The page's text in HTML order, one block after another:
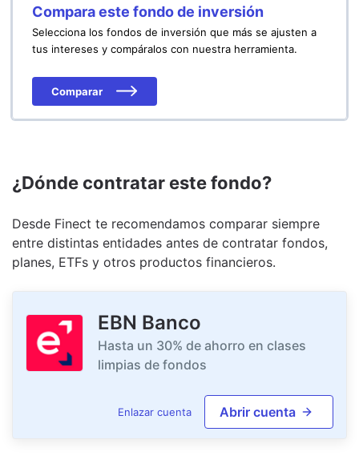
Compara este fondo de inversión
Selecciona los fondos de inversión que más se ajusten a
tus intereses y compáralos con nuestra herramienta.
Comparar
¿Dónde contratar este fondo?
Desde Finect te recomendamos comparar siempre
entre distintas entidades antes de contratar fondos,
planes, ETFs y otros productos financieros.
EBN Banco
Hasta un 30% de ahorro en clases
limpias de fondos
Enlazar cuenta Abrir cuenta